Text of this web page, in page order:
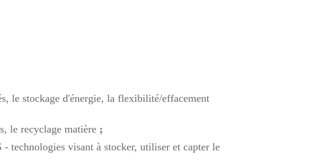
le stockage d'énergie, la flexibilité/effacement
le recyclage matière ;
technologies visant à stocker, utiliser et capter le